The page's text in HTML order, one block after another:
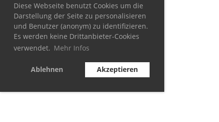
Diese Webseite benutzt Cookies um die
Darstellung der Seite zu personalisieren
und Benutzer (anonym) zu identifizieren.
Es werden keine Drittanbieter-Cookies
verwendet. Mehr Infos
Ablehnen Akzeptieren